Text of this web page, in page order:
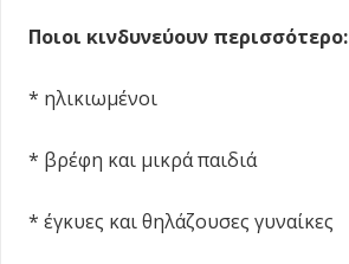
Ποιοι κινδυνεύουν περισσότερο:
* ηλικιωμένοι
* βρέφη και μικρά παιδιά
* έγκυες και θηλάζουσες γυναίκες